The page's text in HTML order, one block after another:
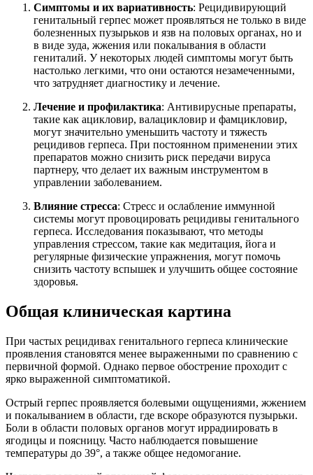
Симптомы и их вариативность: Рецидивирующий
генитальный герпес может проявляться не только в виде
болезненных пузырьков и язв на половых органах, но и
в виде зуда, жжения или покалывания в области
гениталий. У некоторых людей симптомы могут быть
настолько легкими, что они остаются незамеченными,
что затрудняет диагностику и лечение.
Лечение и профилактика: Антивирусные препараты,
такие как ацикловир, валацикловир и фамцикловир,
могут значительно уменьшить частоту и тяжесть
рецидивов герпеса. При постоянном применении этих
препаратов можно снизить риск передачи вируса
партнеру, что делает их важным инструментом в
управлении заболеванием.
Влияние стресса: Стресс и ослабление иммунной
системы могут провоцировать рецидивы генитального
герпеса. Исследования показывают, что методы
управления стрессом, такие как медитация, йога и
регулярные физические упражнения, могут помочь
снизить частоту вспышек и улучшить общее состояние
здоровья.
Общая клиническая картина
При частых рецидивах генитального герпеса клинические
проявления становятся менее выраженными по сравнению с
первичной формой. Однако первое обострение проходит с
ярко выраженной симптоматикой.
Острый герпес проявляется болевыми ощущениями, жжением
и покалыванием в области, где вскоре образуются пузырьки.
Боли в области половых органов могут иррадиировать в
ягодицы и поясницу. Часто наблюдается повышение
температуры до 39°, а также общее недомогание.